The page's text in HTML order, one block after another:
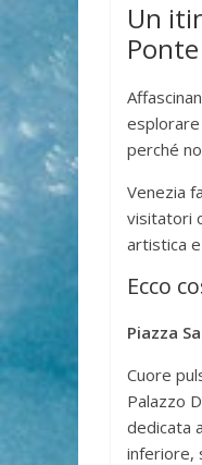
Un
perché
Venezia
visitatori
artistica
Ecco
Piazza
Cuore
Palazzo
dedicata
inferiore,